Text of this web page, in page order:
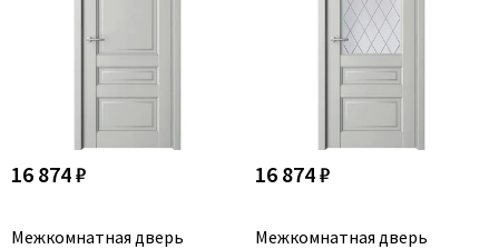
16 874 ₽
Межкомнатная дверь
16 874 ₽
Межкомнатная дверь